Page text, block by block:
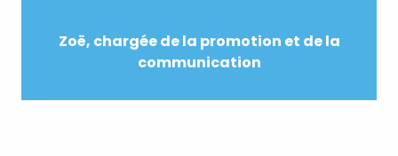
Zoë, chargée de la promotion et de la
communication